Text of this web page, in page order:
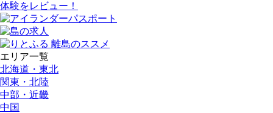
体験をレビュー！
エリア一覧
北海道・東北
関東・北陸
中部・近畿
中国